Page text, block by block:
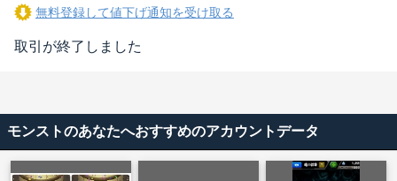
無料登録して値下げ通知を受け取る
取引が終了しました
モンストのあなたへおすすめのアカウントデータ